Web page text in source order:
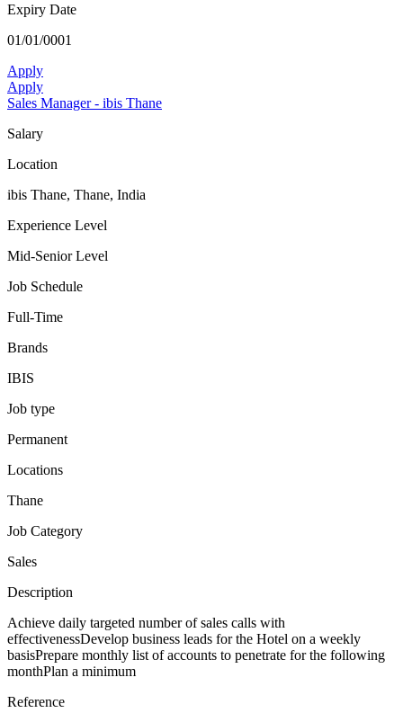
Expiry Date
01/01/0001
Apply
Apply
Sales Manager - ibis Thane
Salary
Location
ibis Thane, Thane, India
Experience Level
Mid-Senior Level
Job Schedule
Full-Time
Brands
IBIS
Job type
Permanent
Locations
Thane
Job Category
Sales
Description
Achieve daily targeted number of sales calls with
effectivenessDevelop business leads for the Hotel on a weekly
basisPrepare monthly list of accounts to penetrate for the following
monthPlan a minimum
Reference